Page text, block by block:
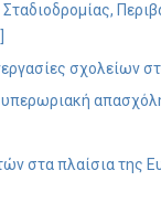
σχολείων
στα πλαίσια της